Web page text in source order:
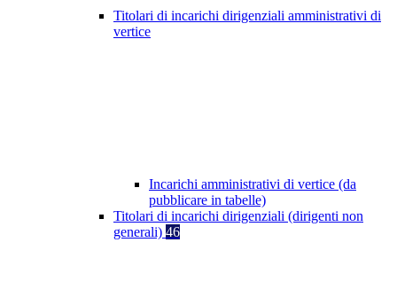
Titolari di incarichi dirigenziali amministrativi di
vertice
Incarichi amministrativi di vertice (da
pubblicare in tabelle)
Titolari di incarichi dirigenziali (dirigenti non
generali) 46